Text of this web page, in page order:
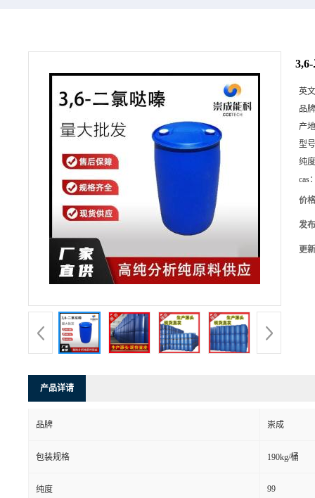
英
品
产
型
纯
cas
价
发
更
产品详请
品牌 崇成
包装规格 190kg/桶
纯度 99